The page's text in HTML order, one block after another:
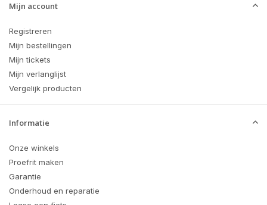
Mijn account
Registreren
Mijn bestellingen
Mijn tickets
Mijn verlanglijst
Vergelijk producten
Informatie
Onze winkels
Proefrit maken
Garantie
Onderhoud en reparatie